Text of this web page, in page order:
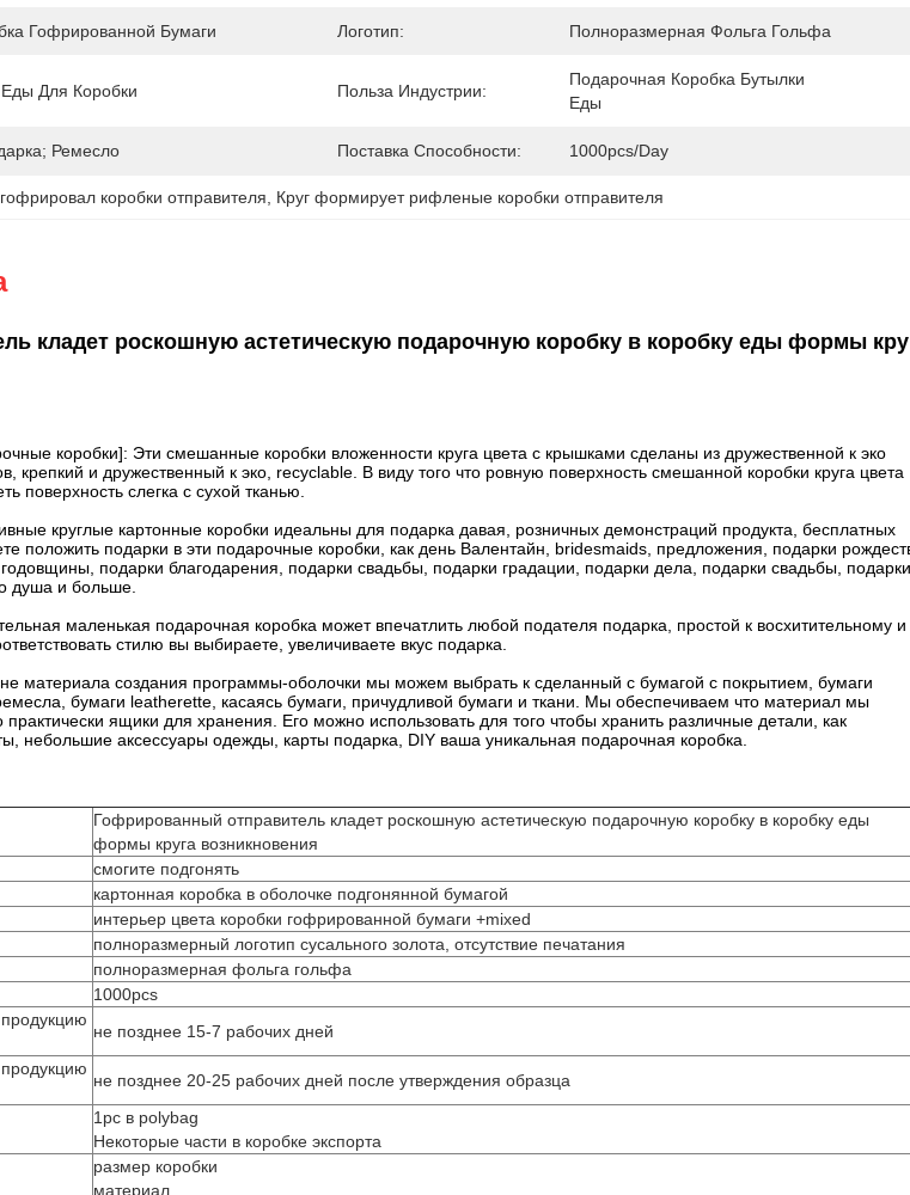
Гофрированной Бумаги Логотип: Полноразмерная Фольга Гольфа
Для Коробки Польза Индустрии:
Подарочная Коробка Бутылки
Еды
Ремесло Поставка Способности: 1000pcs/day
коробки отправителя Круг формирует рифленые коробки отправителя
кладет роскошную астетическую подарочную коробку в коробку еды формы
коробки]: Эти смешанные коробки вложенности круга цвета с крышками сделаны из дружественной к эко
крепкий и дружественный к эко, recyclable. В виду того что ровную поверхность смешанной коробки круга цвета
поверхность слегка с сухой тканью.
круглые картонные коробки идеальны для подарка давая, розничных демонстраций продукта, бесплатных
положить подарки в эти подарочные коробки, как день Валентайн, bridesmaids, предложения, подарки
подарки благодарения, подарки свадьбы, подарки градации, подарки дела, подарки свадьбы, подарки
душа и больше.
маленькая подарочная коробка может впечатлить любой подателя подарка, простой к восхитительному и
стилю вы выбираете, увеличиваете вкус подарка.
материала создания программы-оболочки мы можем выбрать к сделанный с бумагой с покрытием, бумаги
бумаги leatherette, касаясь бумаги, причудливой бумаги и ткани. Мы обеспечиваем что материал мы
практически ящики для хранения. Его можно использовать для того чтобы хранить различные детали, как
небольшие аксессуары одежды, карты подарка, DIY ваша уникальная подарочная коробка.
Гофрированный отправитель кладет роскошную астетическую подарочную коробку в коробку еды
формы круга возникновения
смогите подгонять
картонная коробка в оболочке подгонянной бумагой
интерьер цвета коробки гофрированной бумаги +mixed
полноразмерный логотип сусального золота, отсутствие печатания
полноразмерная фольга гольфа
1000pcs
не позднее 15-7 рабочих дней
не позднее 20-25 рабочих дней после утверждения образца
1pc в polybag
Некоторые части в коробке экспорта
размер коробки
материал